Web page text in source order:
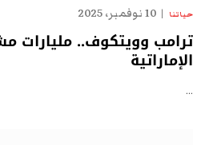
حياتنا 10 نوفمبر، 2025
ترامب وويتكوف.. مليارات
الإماراتية
…